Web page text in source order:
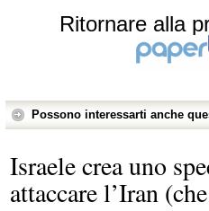
Ritornare alla
Possono interessarti anche
Israele crea uno
attaccare l’Iran